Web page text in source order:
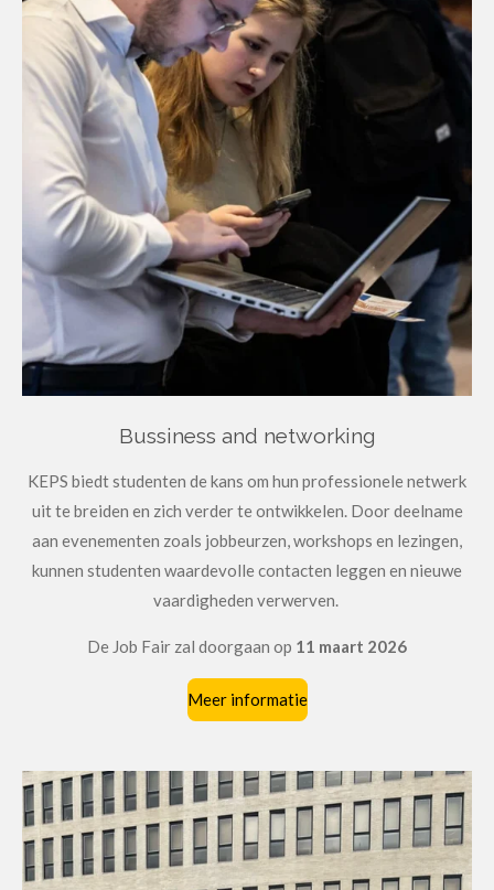
Bussiness and networking
KEPS biedt studenten de kans om hun professionele netwerk
uit te breiden en zich verder te ontwikkelen. Door deelname
aan evenementen zoals jobbeurzen, workshops en lezingen,
kunnen studenten waardevolle contacten leggen en nieuwe
vaardigheden verwerven.
De Job Fair zal doorgaan op 11 maart 2026
Meer informatie